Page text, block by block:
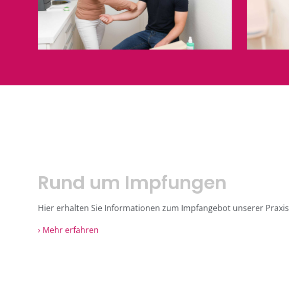
Rund um Impfungen
Hier erhalten Sie Informationen zum Impfangebot unserer Praxis
› Mehr erfahren